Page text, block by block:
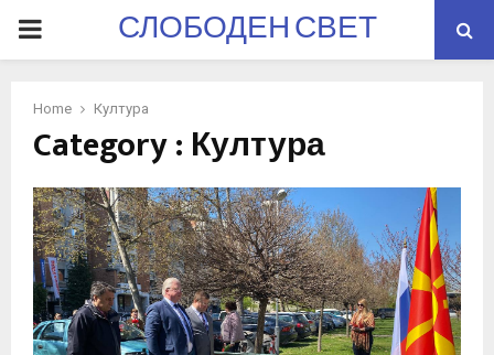
PRIMARYСЛОБОДЕН СВЕТ
Home Култура
Category : Култура